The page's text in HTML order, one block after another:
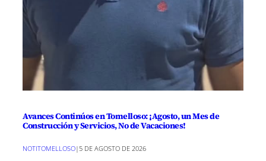
Avances Continúos en Tomelloso: ¡Agosto, un Mes de
Construcción y Servicios, No de Vacaciones!
NOTITOMELLOSO| 5 DE AGOSTO DE 2026